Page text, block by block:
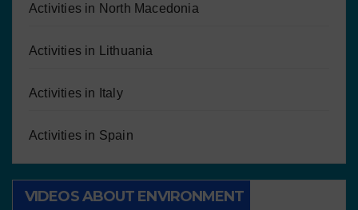
Activities in North Macedonia
Activities in Lithuania
Activities in Italy
Activities in Spain
VIDEOS ABOUT ENVIRONMENT